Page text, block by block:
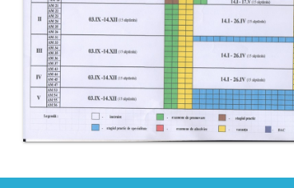
IPCMC
Posturi
vacante
Transparență
Planuri și